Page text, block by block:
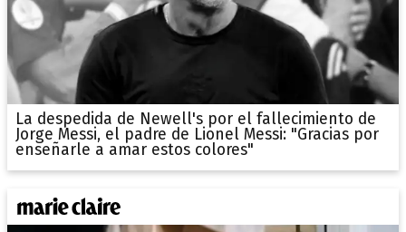
La despedida de Newell's por el fallecimiento de
Jorge Messi, el padre de Lionel Messi: "Gracias por
enseñarle a amar estos colores"